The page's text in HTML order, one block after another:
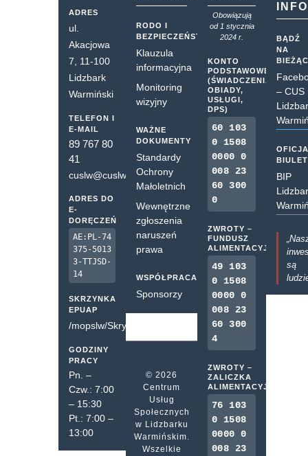
ADRES
ul.
Akacjowa
7, 11-100
Lidzbark
Warmiński
TELEFON I
E-MAIL
89 767 80
41
cuslw@cuslw.pl
ADRES DO
E-
DORĘCZEŃ
AE:PL-74
375-5013
3-TTJSD-
14
SKRZYNKA
EPUAP
/mopslw/SkrytkaESP
GODZINY
PRACY
Pn. –
Czw.: 7:00
– 15:30
Pt.: 7:00 –
13:00
RODO I
BEZPIECZEŃSTWO
Klauzula
informacyjna
Monitoring
wizyjny
WAŻNE
DOKUMENTY
Standardy
Ochrony
Małoletnich
Wewnętrzne
zgłoszenia
naruszeń
prawa
WSPÓŁPRACA
Sponsorzy
© 2026
Centrum
Usług
Społecznych
w Lidzbarku
Warmińskim.
Wszelkie
Obowiązują
od 1 stycznia
2024 r.
KONTO
PODSTAWOWE
(ŚWIADCZENIA,
OBIADY,
USŁUGI,
DPS)
60 103
0 1508
0000 0
008 23
60 300
0
ZWROTY –
FUNDUSZ
ALIMENTACYJNY
49 103
0 1508
0000 0
008 23
60 300
4
ZWROTY –
ZALICZKA
ALIMENTACYJNA
76 103
0 1508
0000 0
008 23
BĄDŹ
NA
– CUS
BIP
są